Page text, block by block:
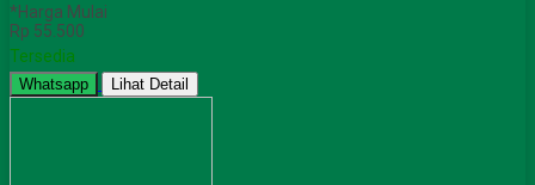
*Harga Mulai
Rp 55.500
Tersedia
Whatsapp Lihat Detail